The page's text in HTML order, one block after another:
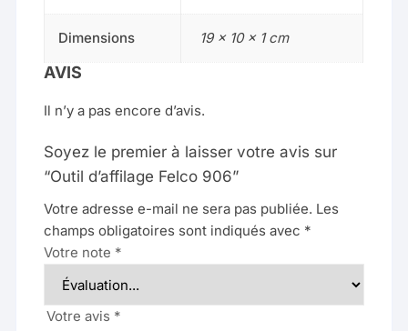
Dimensions 19 × 10 × 1 cm
AVIS
Il n’y a pas encore d’avis.
Soyez le premier à laisser votre avis sur
“Outil d’affilage Felco 906”
Votre adresse e-mail ne sera pas publiée. Les
champs obligatoires sont indiqués avec *
Votre note *
Votre avis *